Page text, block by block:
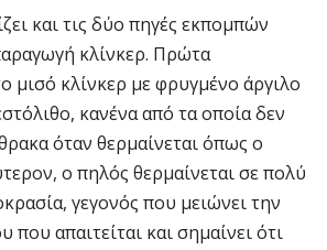
και τις δύο πηγές εκπομπών
κλίνκερ. Πρώτα
μισό κλίνκερ με φρυγμένο άργιλο
κανένα από τα οποία δεν
όταν θερμαίνεται όπως ο
ο πηλός θερμαίνεται σε πολύ
γεγονός που μειώνει την
απαιτείται και σημαίνει ότι